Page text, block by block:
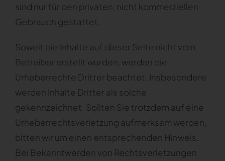
sind nur für den privaten, nicht kommerziellen
Gebrauch gestattet.
Soweit die Inhalte auf dieser Seite nicht vom
Betreiber erstellt wurden, werden die
Urheberrechte Dritter beachtet. Insbesondere
werden Inhalte Dritter als solche
gekennzeichnet. Sollten Sie trotzdem auf eine
Urheberrechtsverletzung aufmerksam werden,
bitten wir um einen entsprechenden Hinweis.
Bei Bekanntwerden von Rechtsverletzungen